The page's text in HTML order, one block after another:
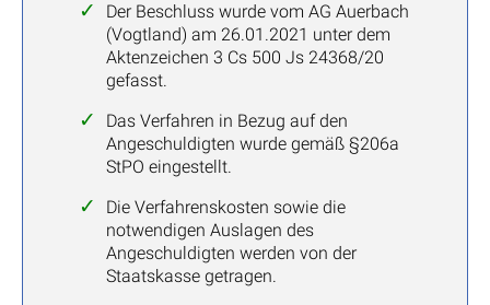
Der Beschluss wurde vom AG Auerbach
(Vogtland) am 26.01.2021 unter dem
Aktenzeichen 3 Cs 500 Js 24368/20
gefasst.
Das Verfahren in Bezug auf den
Angeschuldigten wurde gemäß §206a
StPO eingestellt.
Die Verfahrenskosten sowie die
notwendigen Auslagen des
Angeschuldigten werden von der
Staatskasse getragen.